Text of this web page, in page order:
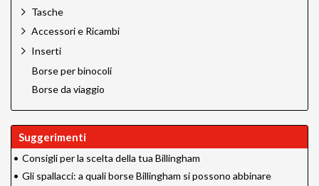
Tasche
Accessori e Ricambi
Inserti
Borse per binocoli
Borse da viaggio
Suggerimenti
• Consigli per la scelta della tua Billingham
• Gli spallacci: a quali borse Billingham si possono abbinare